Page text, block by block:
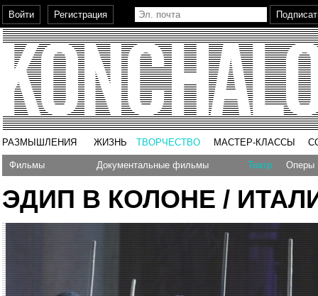
РАЗМЫШЛЕНИЯ ЖИЗНЬ ТВОРЧЕСТВО МАСТЕР-КЛАССЫ
Фильмы Документальные фильмы Театр Оперы
ЭДИП В КОЛОНЕ /